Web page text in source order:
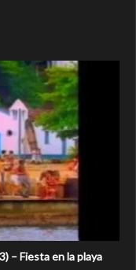
– Fiesta en la playa